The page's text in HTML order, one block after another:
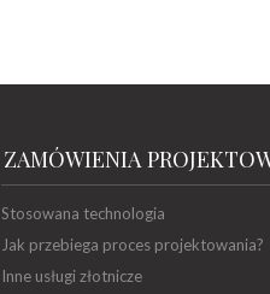
ZAMÓWIENIA
Stosowana technologia
Jak przebiega proces projektowania?
Inne usługi złotnicze